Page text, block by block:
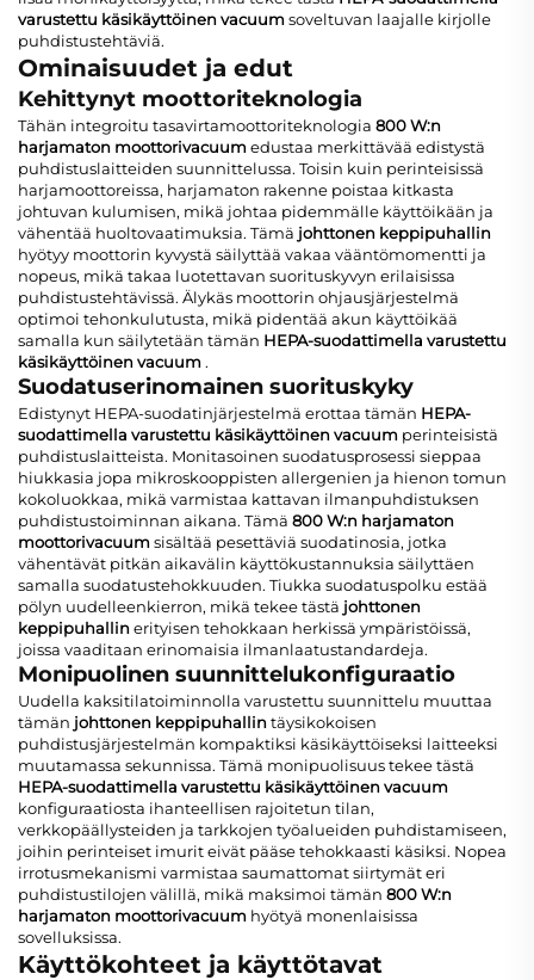
varustettu käsikäyttöinen vacuumsoveltuvan laajalle kirjolle
puhdistustehtäviä.
Ominaisuudet ja edut
Kehittynyt moottoriteknologia
Tähän integroitu tasavirtamoottoriteknologia 800 W:n
harjamaton moottorivacuumedustaa merkittävää edistystä
puhdistuslaitteiden suunnittelussa. Toisin kuin perinteisissä
harjamoottoreissa, harjamaton rakenne poistaa kitkasta
johtuvan kulumisen, mikä johtaa pidemmälle käyttöikään ja
vähentää huoltovaatimuksia. Tämä johttonen keppipuhallin
hyötyy moottorin kyvystä säilyttää vakaa vääntömomentti ja
nopeus, mikä takaa luotettavan suorituskyvyn erilaisissa
puhdistustehtävissä. Älykäs moottorin ohjausjärjestelmä
optimoi tehonkulutusta, mikä pidentää akun käyttöikää
samalla kun säilytetään tämän HEPA-suodattimella varustettu
käsikäyttöinen vacuum .
Suodatuserinomainen suorituskyky
Edistynyt HEPA-suodatinjärjestelmä erottaa tämän HEPA-
suodattimella varustettu käsikäyttöinen vacuum perinteisistä
puhdistuslaitteista. Monitasoinen suodatusprosessi sieppaa
hiukkasia jopa mikroskooppisten allergenien ja hienon tomun
kokoluokkaa, mikä varmistaa kattavan ilmanpuhdistuksen
puhdistustoiminnan aikana. Tämä 800 W:n harjamaton
moottorivacuumsisältää pesettäviä suodatinosia, jotka
vähentävät pitkän aikavälin käyttökustannuksia säilyttäen
samalla suodatustehokkuuden. Tiukka suodatuspolku estää
pölyn uudelleenkierron, mikä tekee tästä johttonen
keppipuhallinerityisen tehokkaan herkissä ympäristöissä,
joissa vaaditaan erinomaisia ilmanlaatustandardeja.
Monipuolinen suunnittelukonfiguraatio
Uudella kaksitilatoiminnolla varustettu suunnittelu muuttaa
tämän johttonen keppipuhallintäysikokoisen
puhdistusjärjestelmän kompaktiksi käsikäyttöiseksi laitteeksi
muutamassa sekunnissa. Tämä monipuolisuus tekee tästä
HEPA-suodattimella varustettu käsikäyttöinen vacuum
konfiguraatiosta ihanteellisen rajoitetun tilan,
verkkopäällysteiden ja tarkkojen työalueiden puhdistamiseen,
joihin perinteiset imurit eivät pääse tehokkaasti käsiksi. Nopea
irrotusmekanismi varmistaa saumattomat siirtymät eri
puhdistustilojen välillä, mikä maksimoi tämän 800 W:n
harjamaton moottorivacuum hyötyä monenlaisissa
sovelluksissa.
Käyttökohteet ja käyttötavat